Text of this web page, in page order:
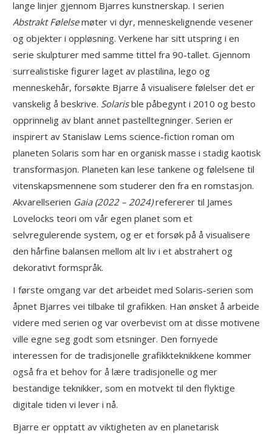
lange linjer gjennom Bjarres kunstnerskap. I serien
Abstrakt Følelsemøter vi dyr, menneskelignende vesener
og objekter i oppløsning. Verkene har sitt utspring i en
serie skulpturer med samme tittel fra 90-tallet. Gjennom
surrealistiske figurer laget av plastilina, lego og
menneskehår, forsøkte Bjarre å visualisere følelser det er
vanskelig å beskrive. Solarisble påbegynt i 2010 og besto
opprinnelig av blant annet pastelltegninger. Serien er
inspirert av Stanislaw Lems science-fiction roman om
planeten Solaris som har en organisk masse i stadig kaotisk
transformasjon. Planeten kan lese tankene og følelsene til
vitenskapsmennene som studerer den fra en romstasjon.
Akvarellserien Gaia (2022 – 2024)refererer til James
Lovelocks teori om vår egen planet som et
selvregulerende system, og er et forsøk på å visualisere
den hårfine balansen mellom alt liv i et abstrahert og
dekorativt formspråk.
I første omgang var det arbeidet med Solaris-serien som
åpnet Bjarres vei tilbake til grafikken. Han ønsket å arbeide
videre med serien og var overbevist om at disse motivene
ville egne seg godt som etsninger. Den fornyede
interessen for de tradisjonelle grafikkteknikkene kommer
også fra et behov for å lære tradisjonelle og mer
bestandige teknikker, som en motvekt til den flyktige
digitale tiden vi lever i nå.
Bjarre er opptatt av viktigheten av en planetarisk